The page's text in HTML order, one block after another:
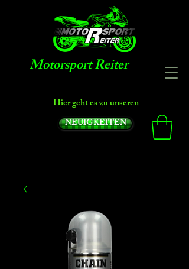
Motorsport Reiter
Hier geht es zu unseren
NEUIGKEITEN